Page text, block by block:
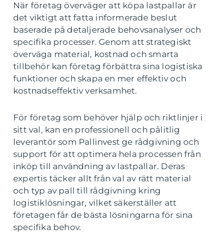
När företag överväger att köpa lastpallar är
det viktigt att fatta informerade beslut
baserade på detaljerade behovsanalyser och
specifika processer. Genom att strategiskt
överväga material, kostnad och smarta
tillbehör kan företag förbättra sina logistiska
funktioner och skapa en mer effektiv och
kostnadseffektiv verksamhet.
För företag som behöver hjälp och riktlinjer i
sitt val, kan en professionell och pålitlig
leverantör som Pallinvest ge rådgivning och
support för att optimera hela processen från
inköp till användning av lastpallar. Deras
expertis täcker allt från val av rätt material
och typ av pall till rådgivning kring
logistiklösningar, vilket säkerställer att
företagen får de bästa lösningarna för sina
specifika behov.